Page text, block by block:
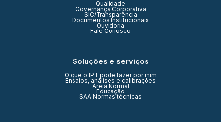
Qualidade
Governança Corporativa
SIC/Transparência
Documentos Institucionais
Ouvidoria
Fale Conosco
Soluções e serviços
O que o IPT pode fazer por mim
Ensaios, análises e calibrações
Areia Normal
Educação
SAA Normas técnicas